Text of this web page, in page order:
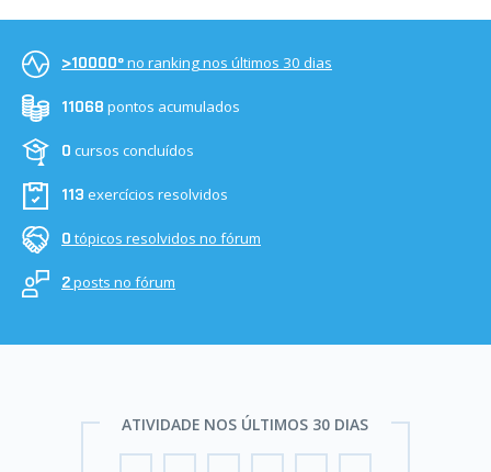
>10000ºno ranking nos últimos 30 dias
11068 pontos acumulados
0 cursos concluídos
113 exercícios resolvidos
0 tópicos resolvidos no fórum
2posts no fórum
ATIVIDADE NOS ÚLTIMOS 30 DIAS